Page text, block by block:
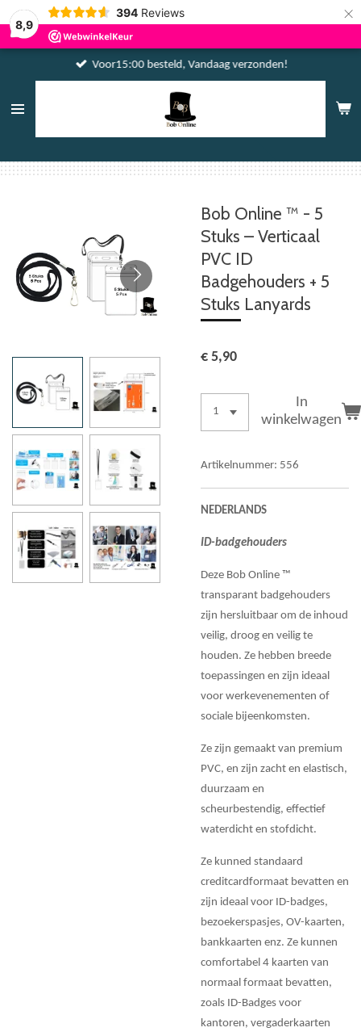
8,9
394 Reviews ×
Voor15:00 besteld, Vandaag verzonden!
Bob Online ™ - 5
Stuks – Verticaal
PVC ID
Badgehouders + 5
Stuks Lanyards
€ 5,90
In
winkelwagen
Artikelnummer: 556
NEDERLANDS
ID-badgehouders
Deze Bob Online ™
transparant badgehouders
zijn hersluitbaar om de inhoud
veilig, droog en veilig te
houden. Ze hebben breede
toepassingen en zijn ideaal
voor werkevenementen of
sociale bijeenkomsten.
Ze zijn gemaakt van premium
PVC, en zijn zacht en elastisch,
duurzaam en
scheurbestendig, effectief
waterdicht en stofdicht.
Ze kunned standaard
creditcardformaat bevatten en
zijn ideaal voor ID-badges,
bezoekerspasjes, OV-kaarten,
bankkaarten enz. Ze kunnen
comfortabel 4 kaarten van
normaal formaat bevatten,
zoals ID-Badges voor
kantoren, vergaderkaarten